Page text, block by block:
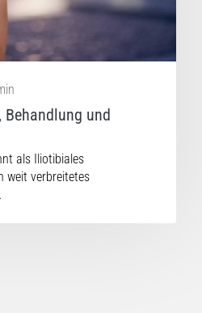
Behandlung und
als Iliotibiales
weit verbreitetes